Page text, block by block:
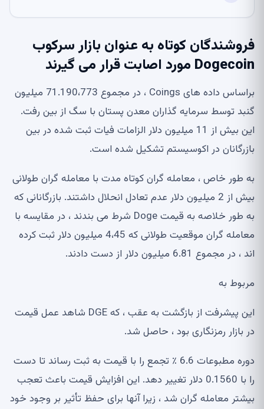
فروشندگان کوتاه به عنوان بازار سرکوب
Dogecoin مورد اصابت قرار می گیرند
براساس داده های Coings ، در مجموع 71.190،773 میلیون
گنبد توسط سرمایه گذاران معدن پستان با سگ از بین رفت.
این بیش از 11 میلیون دلار الزامات فیات ثبت شده در بین
بازرگانان در اکوسیستم تشکیل شده است.
به طور خاص ، معامله گران کوتاه مدت با معامله گران طولانی
بیش از 2 میلیون دلار عدم تعادل انحلال داشتند. بازرگانانی که
به طور خلاصه به قیمت Doge شرط می بندند ، در مقایسه با
معامله گران موقعیت طولانی که 4،45 میلیون دلار ثبت کرده
اند ، در مجموع 6.81 میلیون دلار از دست دادند.
مربوط به
این پیشرفت از بازگشت به عقب ، که DGE شاهد عمل قیمت
در بازار رمزنگاری بود ، حاصل شد.
دوره مطبوعات 6.6 ٪ تجمع را با قیمت به ثبت رساند تا دست
را با 0.1560 دلار تغییر دهد. این افزایش قیمت باعث تعجب
بیشتر معامله گران شد ، زیرا آنها برای حفظ تأثیر بر وجود خود